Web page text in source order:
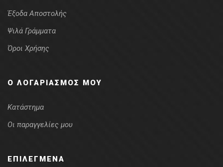
Έξοδα Αποστολής
Ψιλά Γράμματα
Όροι Χρήσης
Ο ΛΟΓΑΡΙΑΣΜΌΣ ΜΟΥ
Κατάστημα
Οι παραγγελίες μου
ΕΠΙΛΕΓΜΈΝΑ